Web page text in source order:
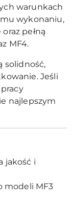
warunkach
wykonaniu,
pełną
MF4.
solidność,
Jeśli
najlepszym
jakość i
modeli MF3